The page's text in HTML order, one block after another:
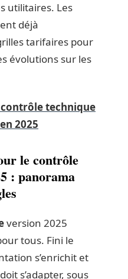
utilitaires. Les
déjà
tarifaires pour
évolutions sur les
technique
2025
le contrôle
: panorama
version 2025
tous. Fini le
s’enrichit et
s’adapter, sous